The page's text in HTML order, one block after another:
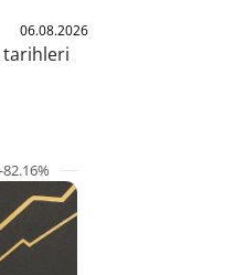
06.08.2026
tarihleri